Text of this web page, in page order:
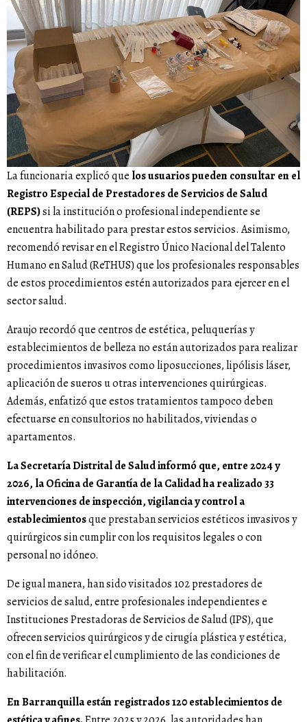
La funcionaria explicó que los usuarios pueden consultar en el
Registro Especial de Prestadores de Servicios de Salud
(REPS)si la institución o profesional independiente se
encuentra habilitado para prestar estos servicios. Asimismo,
recomendó revisar en el Registro Único Nacional del Talento
Humano en Salud (ReTHUS) que los profesionales responsables
de estos procedimientos estén autorizados para ejercer en el
sector salud.
Araujo recordó que centros de estética, peluquerías y
establecimientos de belleza no están autorizados para realizar
procedimientos invasivos como liposucciones, lipólisis láser,
aplicación de sueros u otras intervenciones quirúrgicas.
Además, enfatizó que estos tratamientos tampoco deben
efectuarse en consultorios no habilitados, viviendas o
apartamentos.
La Secretaría Distrital de Salud informó que, entre 2024 y
2026, la Oficina de Garantía de la Calidad ha realizado 33
intervenciones de inspección, vigilancia y control a
establecimientosque prestaban servicios estéticos invasivos y
quirúrgicos sin cumplir con los requisitos legales o con
personal no idóneo.
De igual manera, han sido visitados 102 prestadores de
servicios de salud, entre profesionales independientes e
Instituciones Prestadoras de Servicios de Salud (IPS), que
ofrecen servicios quirúrgicos y de cirugía plástica y estética,
con el fin de verificar el cumplimiento de las condiciones de
habilitación.
En Barranquilla están registrados 120 establecimientos de